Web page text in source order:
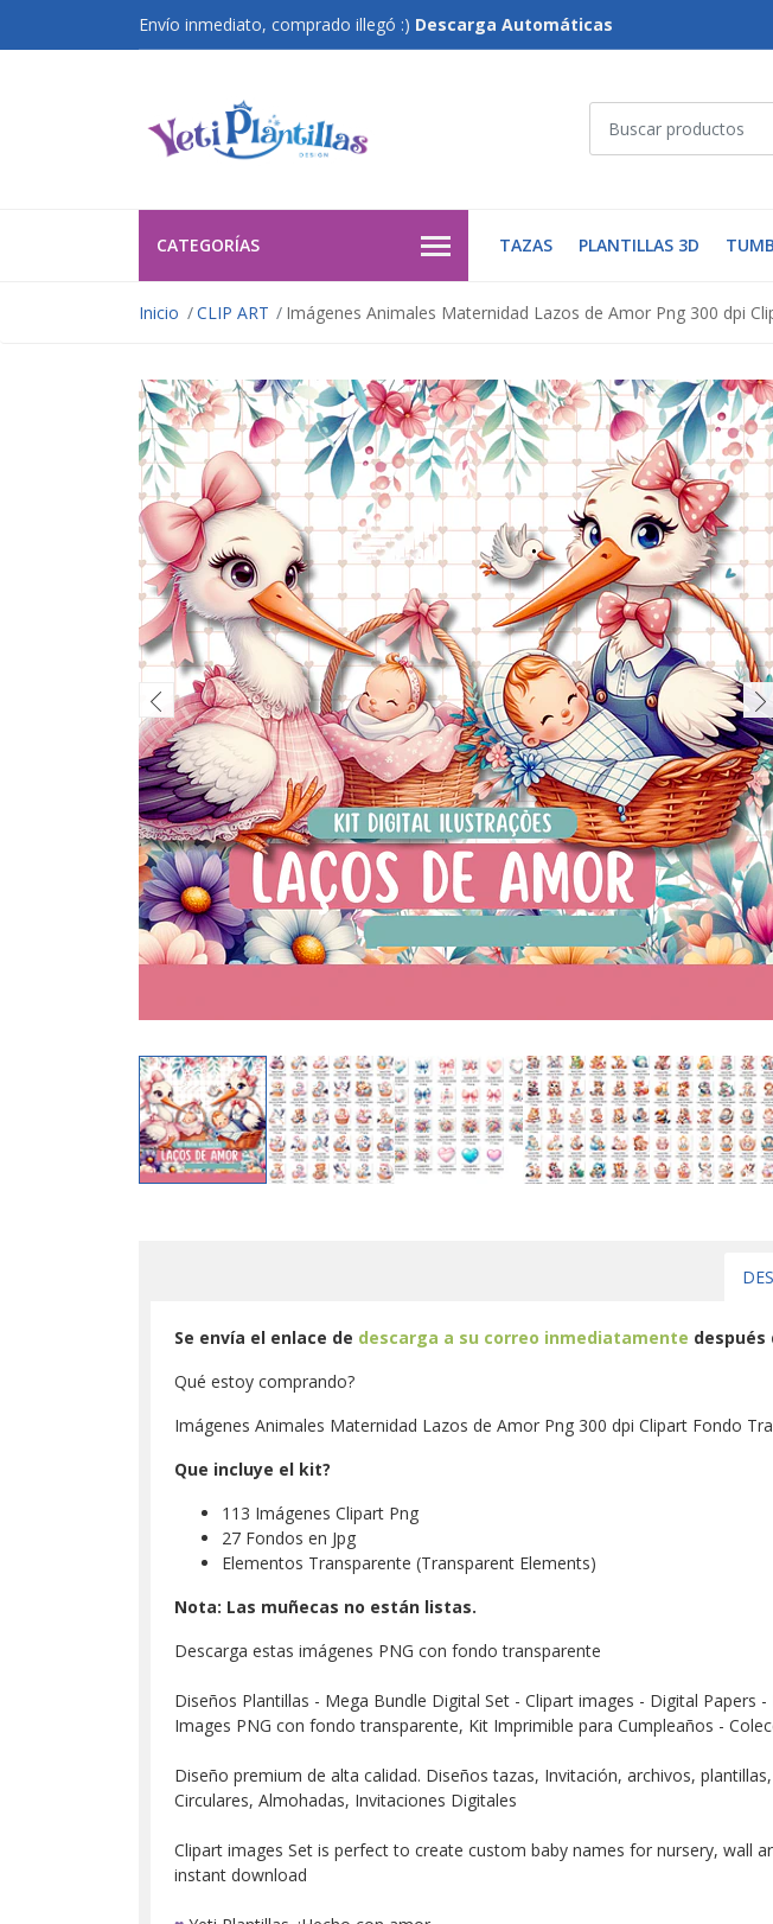
Envío inmediato, comprado illegó :) Descarga Automáticas
CATEGORÍAS TAZAS PLANTILLAS 3D
Inicio CLIP ART Imágenes Animales Maternidad Lazos de Amor Png 300 dpi
Se envía el enlace de descarga a su correo inmediatamente después
Qué estoy comprando?
Imágenes Animales Maternidad Lazos de Amor Png 300 dpi Clipart Fondo
Que incluye el kit?
113 Imágenes Clipart Png
27 Fondos en Jpg
Elementos Transparente (Transparent Elements)
Nota: Las muñecas no están listas.
Descarga estas imágenes PNG con fondo transparente
Diseños Plantillas - Mega Bundle Digital Set - Clipart images - Digital Papers
Images PNG con fondo transparente, Kit Imprimible para Cumpleaños -
Diseño premium de alta calidad. Diseños tazas, Invitación, archivos,
Circulares, Almohadas, Invitaciones Digitales
Clipart images Set is perfect to create custom baby names for nursery, wall
instant download